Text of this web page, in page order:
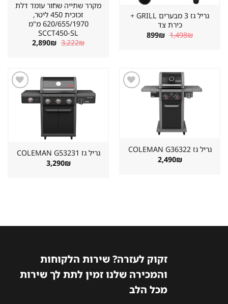
גריל גז 3 מבערים GRILL +
כירת צד
1,498₪ המחיר
המקורי
899₪ המחיר
הנוכחי
מקרר שתייה שחור עומד דלת
זכוכית 450 ליטר,
620/655/1970 מ"מ
SCCT450-SL
3,222₪ המחיר
2,890₪ המחיר
הנוכחי
גריל גז ⁦COLEMAN G36322⁩
2,490₪
שמור
מוצר
גריל גז ⁦COLEMAN G53231⁩
3,290₪
זקוק לעזרה? שירות הלקוחות
והמכירה שלנו זמין לתת לך שירות
מכל הלב